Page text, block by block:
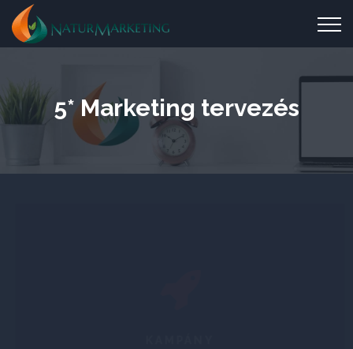
5* Marketing tervezés